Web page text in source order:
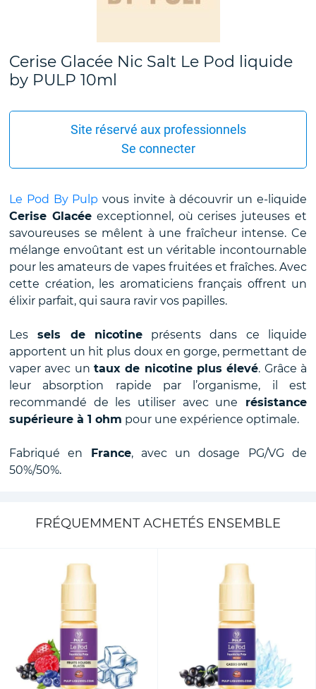
Cerise Glacée Nic Salt Le Pod liquide
by PULP 10ml
Site réservé aux professionnels
Se connecter
Le Pod By Pulp vous invite à découvrir un e-liquide
Cerise Glacéeexceptionnel, où cerises juteuses et
savoureuses se mêlent à une fraîcheur intense. Ce
mélange envoûtant est un véritable incontournable
pour les amateurs de vapes fruitées et fraîches. Avec
cette création, les aromaticiens français offrent un
élixir parfait, qui saura ravir vos papilles.
Les sels de nicotineprésents dans ce liquide
apportent un hit plus doux en gorge, permettant de
vaper avec un taux de nicotine plus élevé. Grâce à
leur absorption rapide par l’organisme, il est
recommandé de les utiliser avec une résistance
supérieure à 1 ohm pour une expérience optimale.
Fabriqué en France, avec un dosage PG/VG de
50%/50%.
FRÉQUEMMENT ACHETÉS ENSEMBLE